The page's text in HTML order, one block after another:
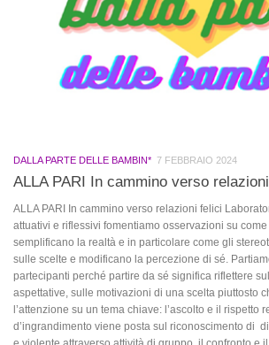
DALLA PARTE DELLE BAMBIN* 7 FEBBRAIO 2024
ALLA PARI In cammino verso
ALLA PARI In cammino verso relazioni felici
attuativi e riflessivi fomentiamo osservazioni su
semplificano la realtà e in particolare come gli
sulle scelte e modificano la percezione di sé.
partecipanti perché partire da sé significa riflettere
aspettative, sulle motivazioni di una scelta piuttosto
l’attenzione su un tema chiave: l’ascolto e il rispetto
d’ingrandimento viene posta sul riconoscimento di